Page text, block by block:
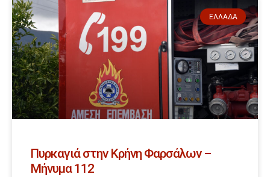
ΕΛΛΆΔΑ
Πυρκαγιά στην Κρήνη Φαρσάλων –
Μήνυμα 112